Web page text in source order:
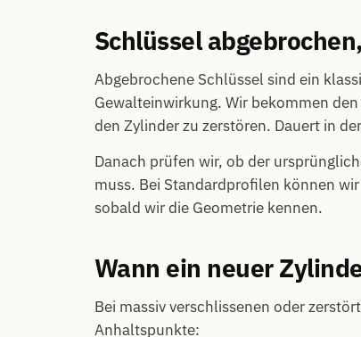
Schlüssel
Abgebrochene Schlüssel sind ein
Gewalteinwirkung. Wir bekommen
den Zylinder zu zerstören. Dauert in
Danach prüfen wir, ob der
muss. Bei Standardprofilen können
sobald wir die Geometrie kennen.
Wann ein neuer
Bei massiv verschlissenen oder
Anhaltspunkte: